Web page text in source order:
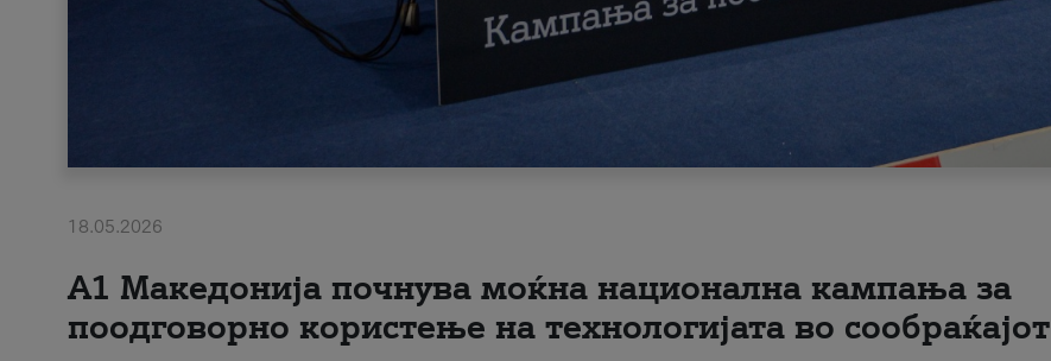
18.05.2026
A1 Македонија почнува моќна национална кампања за
поодговорно користење на технологијата во сообраќајот